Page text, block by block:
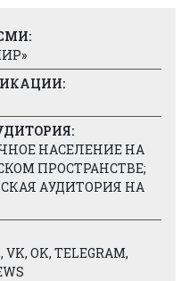
НАСЕЛЕНИЕ НА
ПРОСТРАНСТВЕ;
АУДИТОРИЯ НА
VK, OK, TELEGRAM,